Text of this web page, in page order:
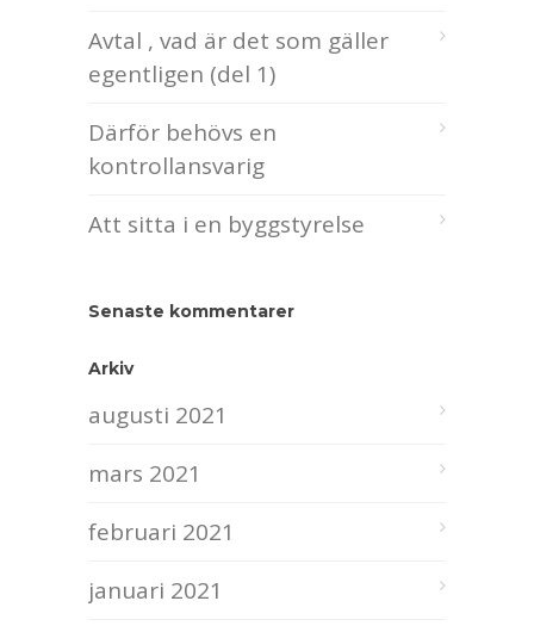
Avtal , vad är det som gäller
egentligen (del 1)
Därför behövs en
kontrollansvarig
Att sitta i en byggstyrelse
Senaste kommentarer
Arkiv
augusti 2021
mars 2021
februari 2021
januari 2021